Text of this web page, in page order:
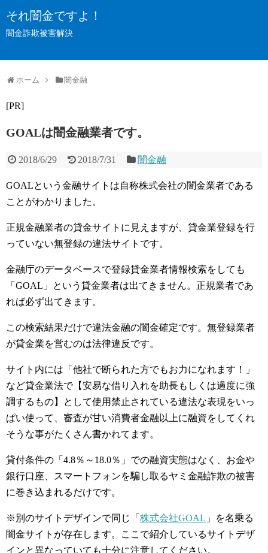
それ闇金ですよ！
闇金詐欺被害解決
ホーム 闇金融
[PR]
GOALは闇金融業者です。
2018/6/29 2018/7/31 闇金融
GOALという金融サイトは自称株式会社の闇金業者である
ことがわかりました。
正規金融業者の貸金サイトに見えますが、貸金業登録を行
っていない無登録の違法サイトです。
金融庁のデータベースで登録貸金業者情報検索をしても
「GOAL」という貸金業者は出てきません。正規業者であ
れば必ず出てきます。
この検索結果だけで違法金融の闇金確定です。無登録業者
が貸金業を営むのは法律違反です。
サイト内には「他社で断られた方でもお力になれます！」
など貸金業法で【安易な借り入れを助長もしくは過度に強
調するもの】として使用禁止されている違法な表現をいっ
ぱい使って、審査が甘い消費者金融以上に融資をしてくれ
そうな事がたくさん書かれてます。
貸付条件の「4.8％～18.0％」での融資実態はなく、お金や
銀行口座、スマートフォンを騙し取るヤミ金融詐欺の被害
に巻き込まれるだけです。
※別のサイトデザインで同じ「 株式会社GOAL 」を名乗る
闇金サイトが存在します。ここで紹介しているサイトデザ
インと異なっていても十分に注意してください。